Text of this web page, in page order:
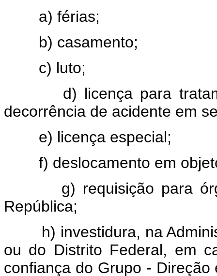
a) férias;
b) casamento;
c) luto;
d) licença para
decorrência de acidente em
e) licença especial;
f) deslocamento em
g) requisição para
República;
h) investidura, na
ou do Distrito Federal, em
confiança do Grupo -